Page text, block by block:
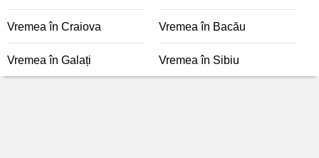
Vremea în Craiova Vremea în Bacău
Vremea în Galați Vremea în Sibiu